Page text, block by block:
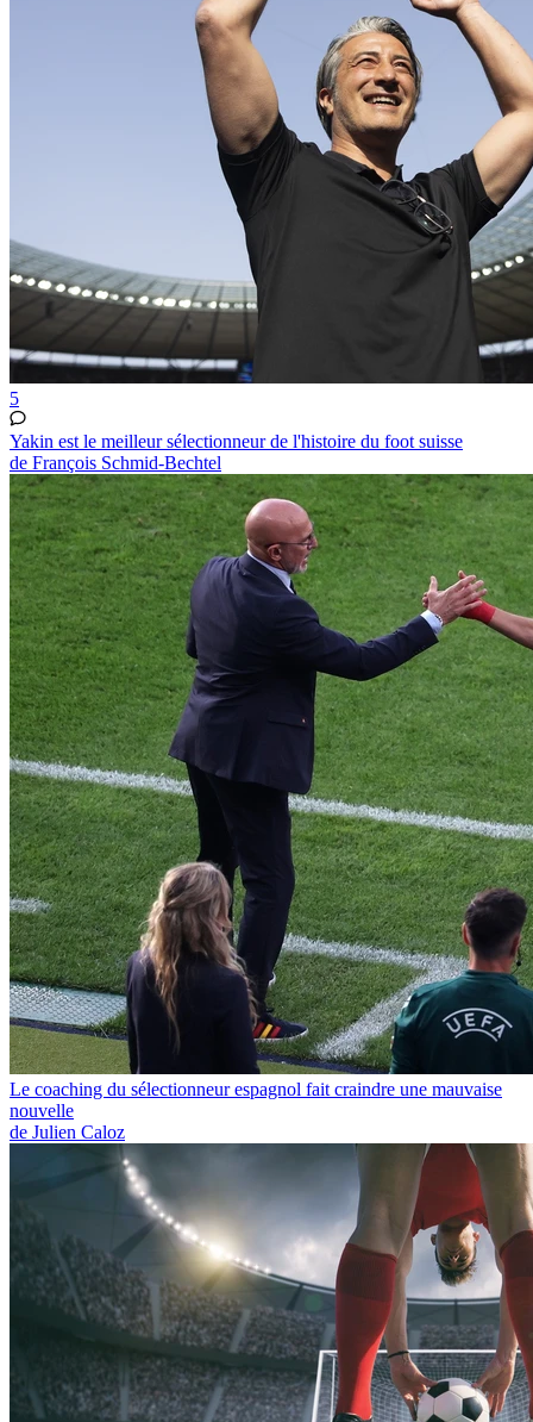
5
Yakin est le meilleur sélectionneur de l'histoire du foot suisse
de François Schmid-Bechtel
Le coaching du sélectionneur espagnol fait craindre une mauvaise
nouvelle
de Julien Caloz